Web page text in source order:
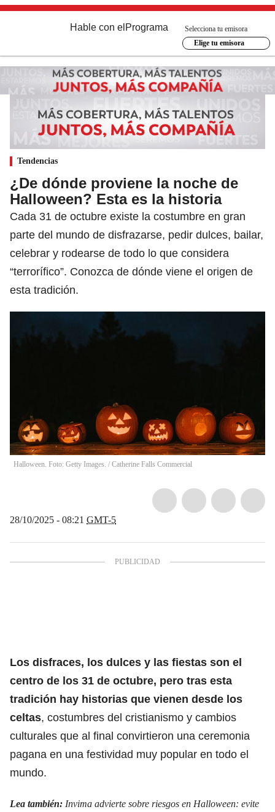
Hable con el Programa
Selecciona tu emisora
Elige tu emisora
Tendencias
¿De dónde proviene la noche de
Halloween? Esta es la historia
Cada 31 de octubre existe la costumbre en gran
parte del mundo de disfrazarse, pedir dulces, bailar,
celebrar y rodearse de todo lo que considera
“terrorífico”. Conozca de dónde viene el origen de
esta tradición.
Halloween. Foto: Getty Images. / Catherine Falls Commercial
28/10/2025 - 08:21 GMT-5
Los disfraces, los dulces y las fiestas son el
centro de los 31 de octubre, pero tras esta
tradición hay historias que vienen desde los
celtas, costumbres del cristianismo y cambios
culturales que al final convirtieron una ceremonia
pagana en una festividad muy popular en todo el
mundo.
Lea también: Invima advierte sobre riesgos en Halloween: evite